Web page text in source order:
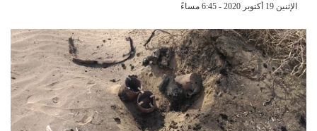
الإثنين 19 أكتوبر 2020 - 6:45 مساءً